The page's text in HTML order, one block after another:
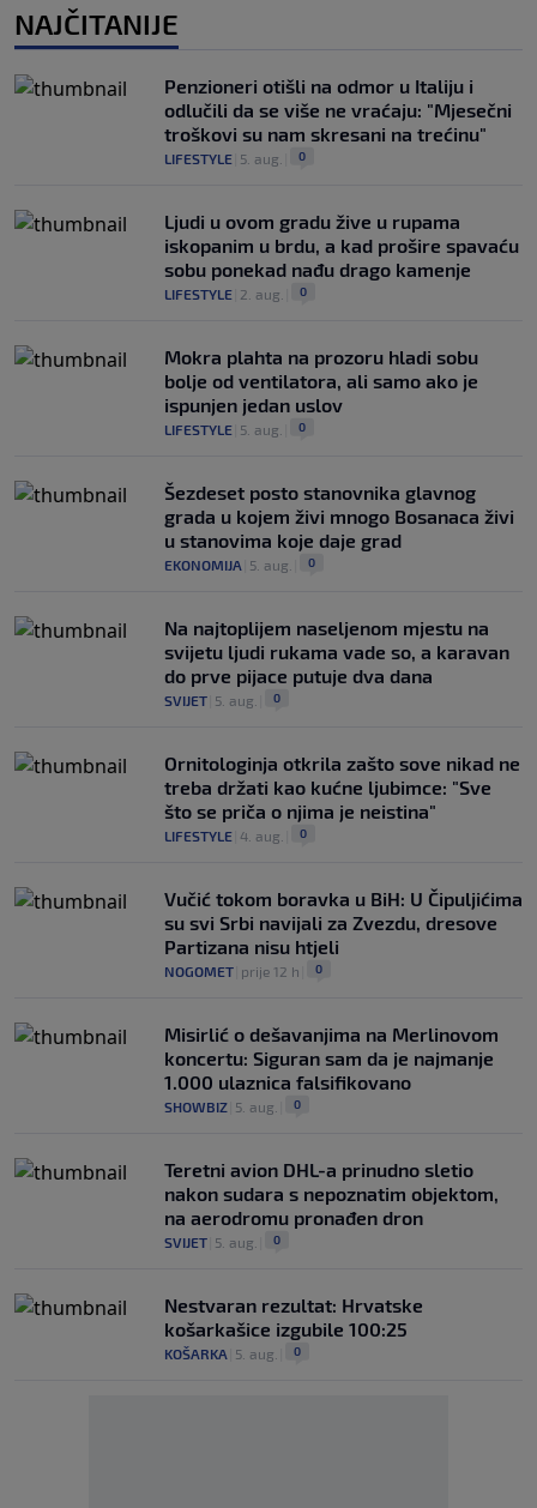
NAJČITANIJE
Penzioneri otišli na odmor u Italiju i
odlučili da se više ne vraćaju: "Mjesečni
troškovi su nam skresani na trećinu"
LIFESTYLE 5. aug. 0
Ljudi u ovom gradu žive u rupama
iskopanim u brdu, a kad prošire spavaću
sobu ponekad nađu drago kamenje
LIFESTYLE 2. aug. 0
Mokra plahta na prozoru hladi sobu
bolje od ventilatora, ali samo ako je
ispunjen jedan uslov
LIFESTYLE 5. aug. 0
Šezdeset posto stanovnika glavnog
grada u kojem živi mnogo Bosanaca živi
u stanovima koje daje grad
EKONOMIJA 5. aug. 0
Na najtoplijem naseljenom mjestu na
svijetu ljudi rukama vade so, a karavan
do prve pijace putuje dva dana
SVIJET 5. aug. 0
Ornitologinja otkrila zašto sove nikad ne
treba držati kao kućne ljubimce: "Sve
što se priča o njima je neistina"
LIFESTYLE 4. aug. 0
Vučić tokom boravka u BiH: U Čipuljićima
su svi Srbi navijali za Zvezdu, dresove
Partizana nisu htjeli
NOGOMET prije 12 h 0
Misirlić o dešavanjima na Merlinovom
koncertu: Siguran sam da je najmanje
1.000 ulaznica falsifikovano
SHOWBIZ 5. aug. 0
Teretni avion DHL-a prinudno sletio
nakon sudara s nepoznatim objektom,
na aerodromu pronađen dron
SVIJET 5. aug. 0
Nestvaran rezultat: Hrvatske
košarkašice izgubile 100:25
KOŠARKA 5. aug. 0